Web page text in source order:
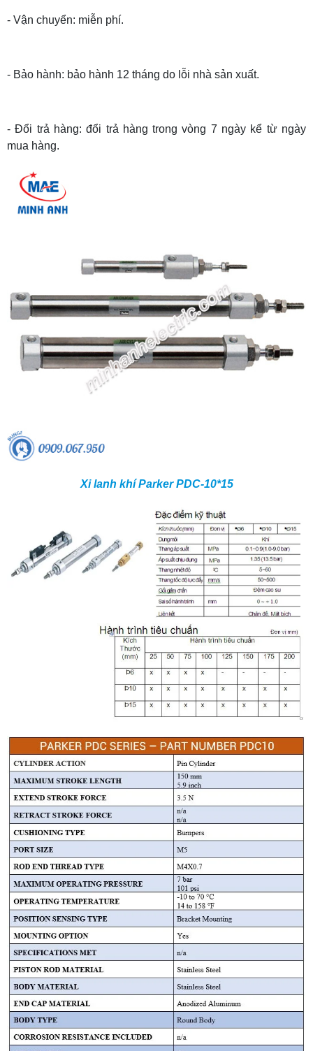
- Vận chuyển: miễn phí.
- Bảo hành: bảo hành 12 tháng do lỗi nhà sản xuất.
- Đổi trả hàng: đổi trả hàng trong vòng 7 ngày kể từ ngày
mua hàng.
Xi lanh khí Parker PDC-10*15